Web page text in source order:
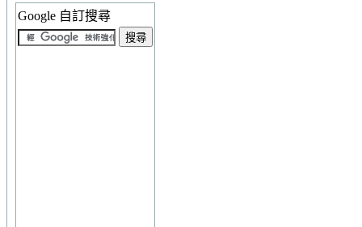
Google 自訂搜尋